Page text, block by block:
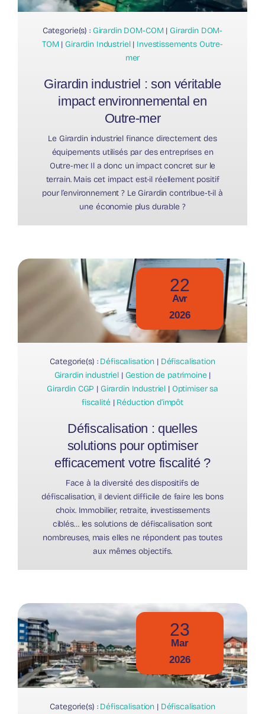
Categorie(s) : Girardin DOM-COM | Girardin DOM-
TOM | Girardin Industriel| Investissements Outre-
mer
Girardin industriel : son véritable
impact environnemental en
Outre-mer
Le Girardin industriel finance directement des
équipements utilisés par des entreprises en
Outre-mer. Il a donc un impact concret sur le
terrain. Mais cet impact est-il réellement positif
pour l’environnement ? Le Girardin contribue-t-il à
une économie plus durable ?
22
Avr
2026
Categorie(s) : Défiscalisation | Défiscalisation
Girardin industriel| Gestion de patrimoine |
Girardin CGP | Girardin Industriel | Optimiser sa
fiscalité | Réduction d’impôt
Défiscalisation : quelles
solutions pour optimiser
efficacement votre fiscalité ?
Face à la diversité des dispositifs de
défiscalisation, il devient difficile de faire les bons
choix. Immobilier, retraite, investissements
ciblés… les solutions de défiscalisation sont
nombreuses, mais elles ne répondent pas toutes
aux mêmes objectifs.
23
Mar
2026
Categorie(s) : Défiscalisation | Défiscalisation